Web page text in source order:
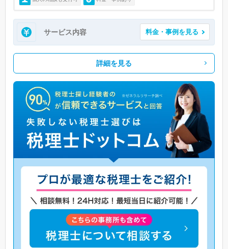
サービス内容 料金・事例を見る
詳細を見る